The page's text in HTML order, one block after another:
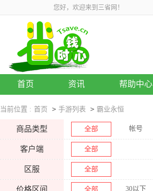
您好，欢迎来到三省网！
首页 资讯 帮助中心
当前位置 : 首页 > 手游列表 > 霸业永恒
商品类型 全部 帐号
客户端 全部
区服 全部
价格区间 全部 30以下